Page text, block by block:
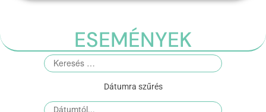
ESEMÉNYEK
Dátumra szűrés